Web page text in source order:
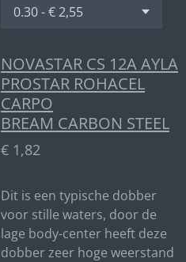
NOVASTAR CS 12A AYLA
PROSTAR ROHACEL
CARPO
BREAM CARBON STEEL
€ 1,82
Dit is een typische dobber
voor stille waters, door de
lage body-center heeft deze
dobber zeer hoge weerstand